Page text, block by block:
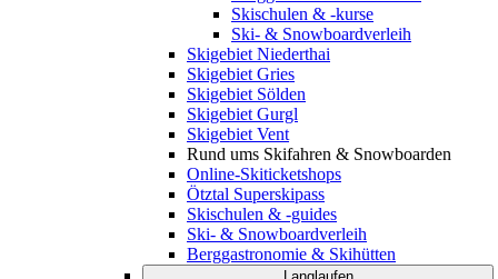
Skischulen & -kurse
Ski- & Snowboardverleih
Skigebiet Niederthai
Skigebiet Gries
Skigebiet Sölden
Skigebiet Gurgl
Skigebiet Vent
Rund ums Skifahren & Snowboarden
Online-Skiticketshops
Ötztal Superskipass
Skischulen & -guides
Ski- & Snowboardverleih
Berggastronomie & Skihütten